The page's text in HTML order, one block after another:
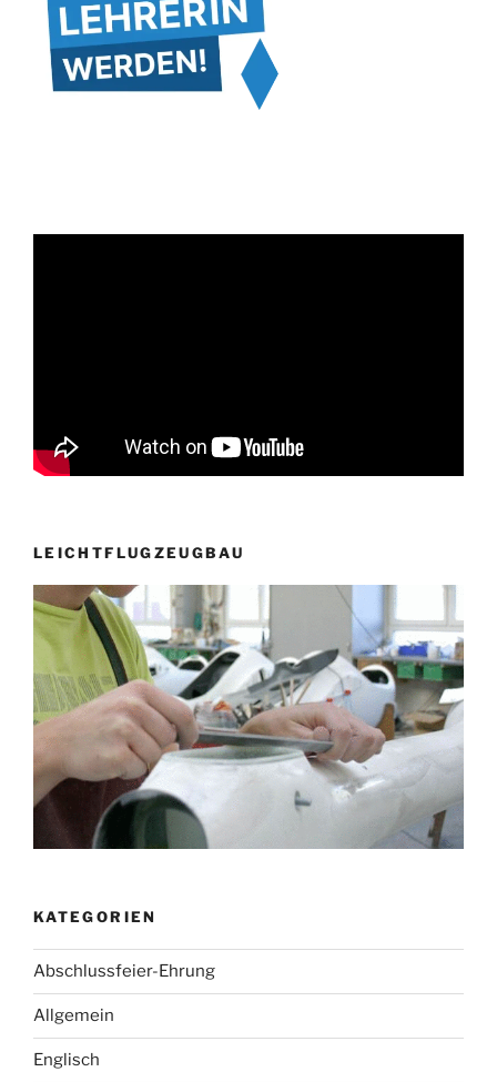
LEICHTFLUGZEUGBAU
KATEGORIEN
Abschlussfeier-Ehrung
Allgemein
Englisch